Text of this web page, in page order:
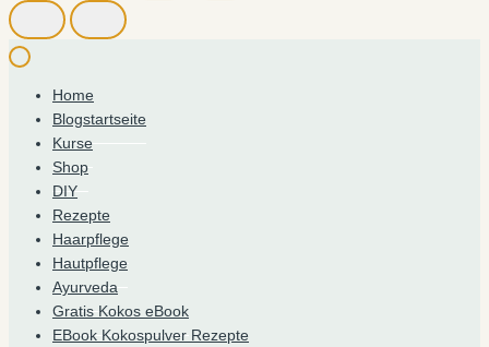
Home
Blogstartseite
Kurse
Shop
DIY
Rezepte
Haarpflege
Hautpflege
Ayurveda
Gratis Kokos eBook
EBook Kokospulver Rezepte